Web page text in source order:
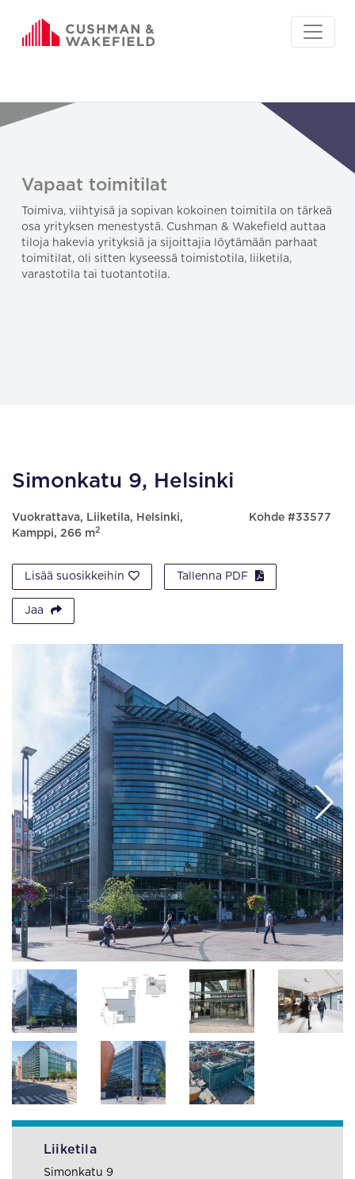
Vapaat toimitilat
Toimiva, viihtyisä ja sopivan kokoinen toimitila on tärkeä
osa yrityksen menestystä. Cushman & Wakefield auttaa
tiloja hakevia yrityksiä ja sijoittajia löytämään parhaat
toimitilat, oli sitten kyseessä toimistotila, liiketila,
varastotila tai tuotantotila.
Simonkatu 9, Helsinki
Vuokrattava, Liiketila, Helsinki,
Kamppi, 266 m2
Kohde #33577
Lisää suosikkeihin Tallenna PDF
Jaa
Liiketila
Simonkatu 9